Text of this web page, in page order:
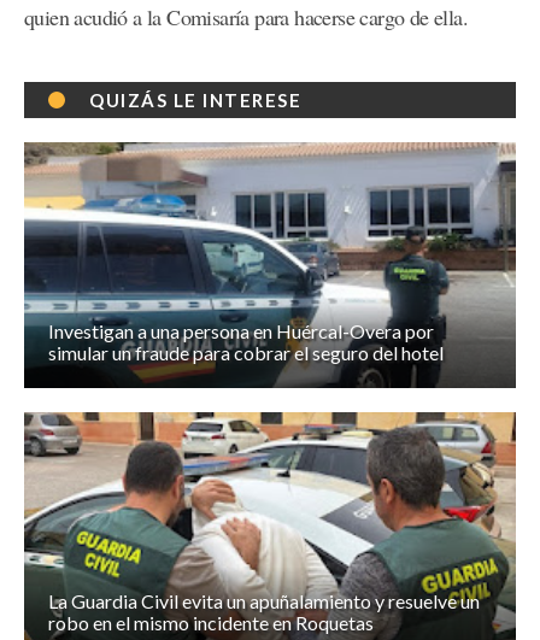
quien acudió a la Comisaría para hacerse cargo de ella.
QUIZÁS LE INTERESE
Investigan a una persona en Huércal-Overa por
simular un fraude para cobrar el seguro del hotel
La Guardia Civil evita un apuñalamiento y resuelve un
robo en el mismo incidente en Roquetas